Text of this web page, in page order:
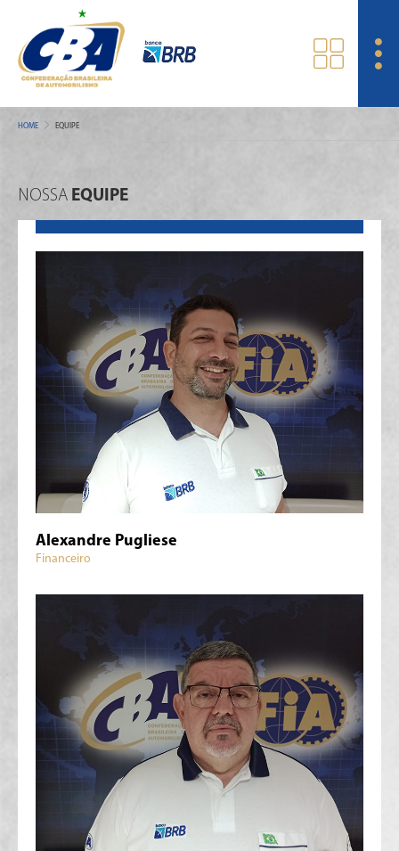
HOME EQUIPE
NOSSA EQUIPE
Alexandre Pugliese
Financeiro